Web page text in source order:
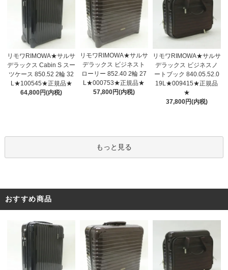
リモワRIMOWA★サルサ
デラックス Cabin S スー
ツケース 850.52 2輪 32
L★100545★正規品★
64,800円(内税)
リモワRIMOWA★サルサ
デラックス ビジネスト
ローリー 852.40 2輪 27
L★000753★正規品★
57,800円(内税)
リモワRIMOWA★サルサ
デラックス ビジネスノ
ートブック 840.05.52.0
19L★009415★正規品
★
37,800円(内税)
もっと見る
おすすめ商品